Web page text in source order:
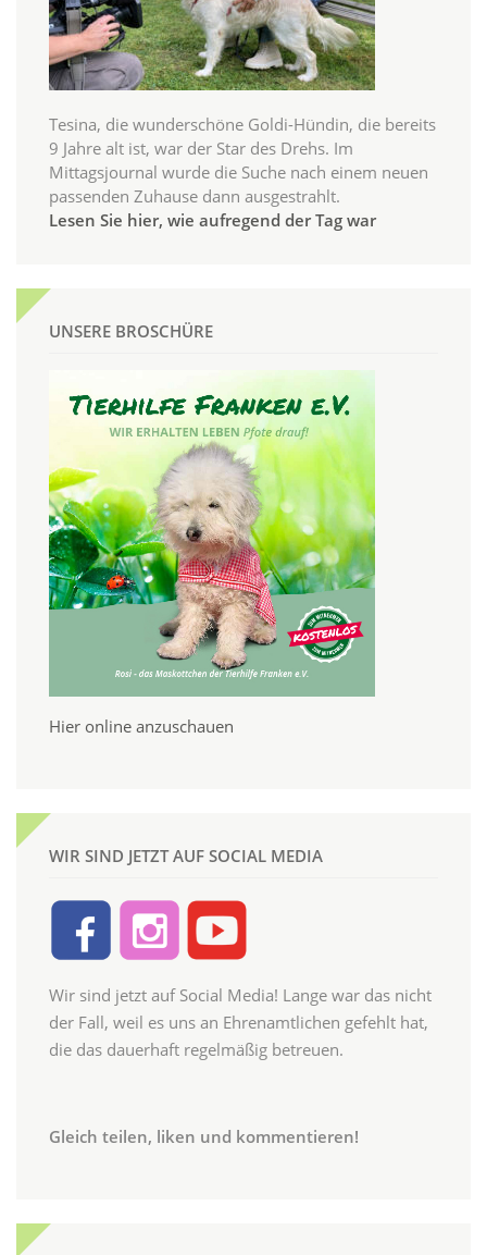
Tesina, die wunderschöne Goldi-Hündin, die bereits
9 Jahre alt ist, war der Star des Drehs. Im
Mittagsjournal wurde die Suche nach einem neuen
passenden Zuhause dann ausgestrahlt.
Lesen Sie hier, wie aufregend der Tag war
UNSERE BROSCHÜRE
Hier online anzuschauen
WIR SIND JETZT AUF SOCIAL MEDIA
Wir sind jetzt auf Social Media! Lange war das nicht
der Fall, weil es uns an Ehrenamtlichen gefehlt hat,
die das dauerhaft regelmäßig betreuen.
Gleich teilen, liken und kommentieren!